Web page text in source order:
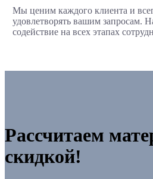
Мы ценим каждого клиента и
удовлетворять вашим запросам.
содействие на всех этапах
Рассчитаем
скидкой!